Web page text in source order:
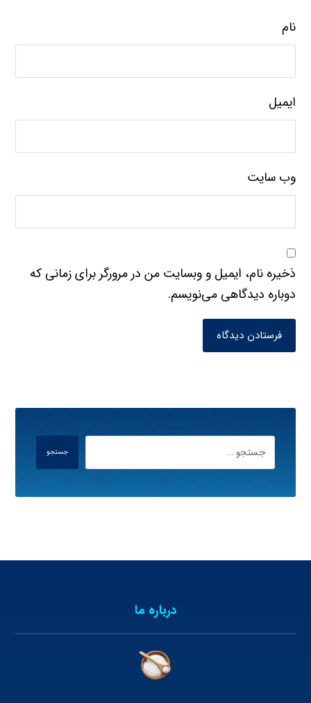
نام
ایمیل
وب‌ سایت
ذخیره نام، ایمیل و وبسایت من در مرورگر برای زمانی که
دوباره دیدگاهی می‌نویسم.
فرستادن دیدگاه
جستجو
درباره ما